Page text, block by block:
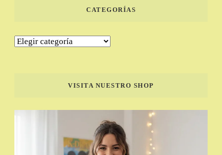
CATEGORÍAS
Categorías
VISITA NUESTRO SHOP